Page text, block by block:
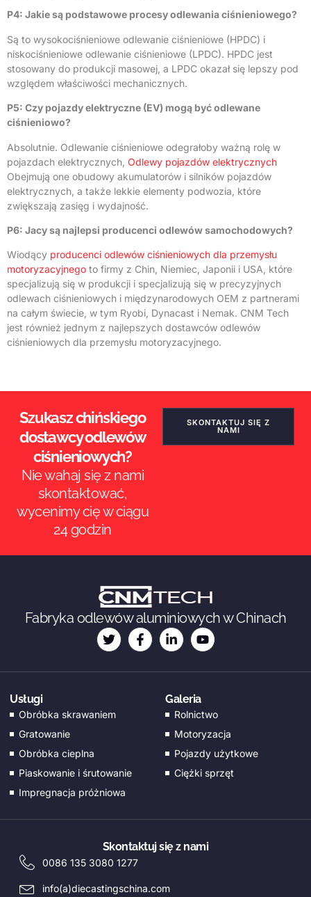
P4: Jakie są podstawowe procesy odlewania ciśnieniowego?
Są to wysokociśnieniowe odlewanie ciśnieniowe (HPDC) i
niskociśnieniowe odlewanie ciśnieniowe (LPDC). HPDC jest
stosowany do produkcji masowej, a LPDC okazał się lepszy pod
względem właściwości mechanicznych.
P5: Czy pojazdy elektryczne (EV) mogą być odlewane
ciśnieniowo?
Absolutnie. Odlewanie ciśnieniowe odegrałoby ważną rolę w
pojazdach elektrycznych, Odlewy pojazdów elektrycznych
Obejmują one obudowy akumulatorów i silników pojazdów
elektrycznych, a także lekkie elementy podwozia, które
zwiększają zasięg i wydajność.
P6: Jacy są najlepsi producenci odlewów samochodowych?
Wiodący producenci odlewów ciśnieniowych dla przemysłu
motoryzacyjnego to firmy z Chin, Niemiec, Japonii i USA, które
specjalizują się w produkcji i specjalizują się w precyzyjnych
odlewach ciśnieniowych i międzynarodowych OEM z partnerami
na całym świecie, w tym Ryobi, Dynacast i Nemak. CNM Tech
jest również jednym z najlepszych dostawców odlewów
ciśnieniowych dla przemysłu motoryzacyjnego.
Szukasz chińskiego
dostawcy odlewów
ciśnieniowych?
Nie wahaj się z nami
skontaktować,
wycenimy cię w ciągu
24 godzin
SKONTAKTUJ SIĘ Z
NAMI
Fabryka odlewów aluminiowych w Chinach
Usługi
Obróbka skrawaniem
Gratowanie
Obróbka cieplna
Piaskowanie i śrutowanie
Impregnacja próżniowa
Galeria
Rolnictwo
Motoryzacja
Pojazdy użytkowe
Ciężki sprzęt
Skontaktuj się z nami
0086 135 3080 1277
info(a)diecastingschina.com
HU
EN_GB
CS
FI
JA
NB
RO
ES_MX